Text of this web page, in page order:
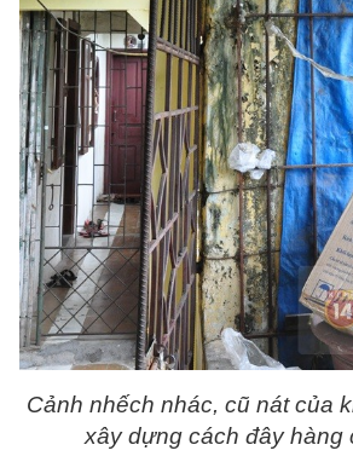
Cảnh nhếch nhác, cũ nát của
xây dựng cách đây hàng